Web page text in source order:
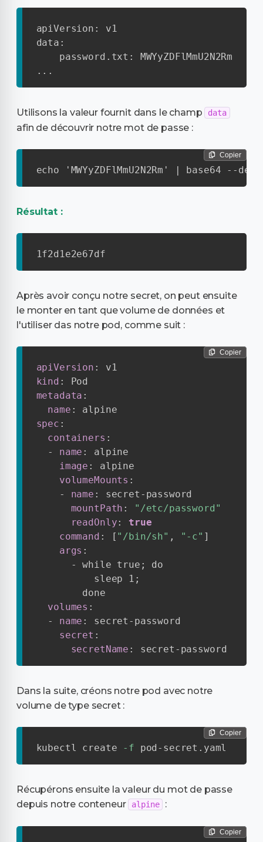
apiVersion: v1
data:
    password.txt: MWYyZDFlMmU2N2Rm
...
Utilisons la valeur fournit dans le champ data
afin de découvrir notre mot de passe :
Copier
echo 'MWYyZDFlMmU2N2Rm' | base64 --
Résultat :
1f2d1e2e67df
Après avoir conçu notre secret, on peut ensuite
le monter en tant que volume de données et
l'utiliser das notre pod, comme suit :
Copier
apiVersion :
kind :
metadata :
name :
spec :
containers :
-
name :
alpine
image :
alpine
volumeMounts :
-
name : secret - password
mountPath :
"/etc/password"
readOnly:
true
command : [ "/bin/sh" , "-c" ]
args :
-
while true; do
          sleep 1;
        done
volumes :
-
name : secret - password
secret :
secretName : secret - password
Dans la suite, créons notre pod avec notre
volume de type secret :
Copier
kubectl create -f pod-secret.yaml
Récupérons ensuite la valeur du mot de passe
depuis notre conteneur
alpine :
Copier